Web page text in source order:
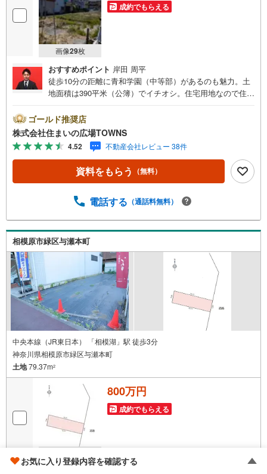
画像29枚
成約でもらえる
おすすめポイント 岸田 周平
徒歩10分の距離に青和学園（中等部）があるのも魅力。土
地面積は390平米（公簿）でイチオシ。住宅用地なので住ま
るのではないでしょうか。周辺環境も良好なエリアにある
売地です。平坦地なので、買い物のときの道のりで負担抑
えることができますよ。【年中無休/9:00～21:00】人気物
件は特にお問い合わせが集中するため、お早めにお電話下
さい。「室内・現地を見学する」ボタンよりご予約頂くと
ご見学がスムーズです。■その他、各種ご相談も承っており
ョン■住まいの広場TOWNSからお客様へ経験豊富なスタッ
ます！ /他社様掲載物件も併せてご紹介可能ですのでお気軽
にお問い合わせ下さい♪駐車場もございますので、お車で
のお越しも大歓迎です！
ゴールド推奨店
株式会社住まいの広場TOWNS
4.52 不動産会社レビュー 38件
資料をもらう （無料）
電話する （通話料無料）
相模原市緑区与瀬本町
中央本線（JR東日本） 「相模湖」駅 徒歩3分
神奈川県相模原市緑区与瀬本町
土地79.37m2
800万円
成約でもらえる
お気に入り登録内容を確認する